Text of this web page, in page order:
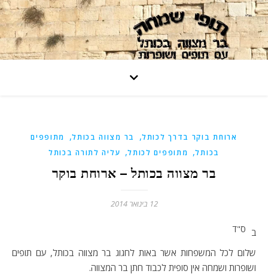
ארוחת בוקר בדרך לכותל, בר מצווה בכותל,
מתופפים
בכותל, מתופפים לכותל, עליה לתורה בכותל
בר מצווה בכותל – ארוחת בוקר
12 בינואר 2014
ב ס"ד
שלום לכל המשפחות אשר באות לחגוג בר מצווה בכותל, עם תופים
ושופרות ושמחה אין סופית לכבוד חתן בר המצווה.